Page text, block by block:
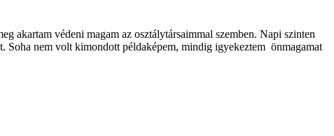
akartam védeni magam az osztálytársaimmal szemben. Napi szinten
Soha nem volt kimondott példaképem, mindig igyekeztem önmagamat